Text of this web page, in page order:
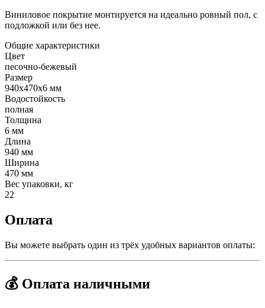
Виниловое покрытие монтируется на идеально ровный пол, с
подложкой или без нее.
Общие характеристики
Цвет
песочно-бежевый
Размер
940х470х6 мм
Водостойкость
полная
Толщина
6 мм
Длина
940 мм
Ширина
470 мм
Вес упаковки, кг
22
Оплата
Вы можете выбрать один из трёх удобных вариантов оплаты:
💰 Оплата наличными